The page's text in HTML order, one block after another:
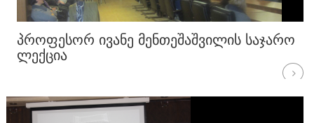
ᲞᲠᲝᲤᲔᲡᲝᲠ ᲘᲕᲐᲜᲔ ᲛᲔᲜᲗᲔᲨᲐᲨᲕᲘᲚᲘᲡ ᲡᲐᲯᲐᲠᲝ
ᲚᲔᲥᲪᲘᲐ